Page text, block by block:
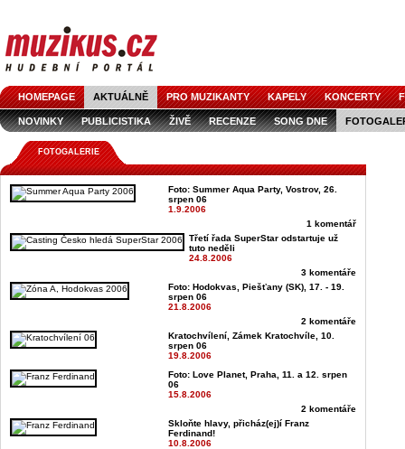
HOMEPAGE AKTUÁLNĚ PRO MUZIKANTY KAPELY KONCERTY
NOVINKY PUBLICISTIKA ŽIVĚ RECENZE SONG DNE
FOTOGALERIE
Foto: Summer Aqua Party, Vostrov, 26.
srpen 06
1.9.2006
1 komentář
Třetí řada SuperStar odstartuje už
tuto neděli
24.8.2006
3 komentáře
Foto: Hodokvas, Piešťany (SK), 17. - 19.
srpen 06
21.8.2006
2 komentáře
Kratochvílení, Zámek Kratochvíle, 10.
srpen 06
19.8.2006
Foto: Love Planet, Praha, 11. a 12. srpen
06
15.8.2006
2 komentáře
Skloňte hlavy, přicház(ej)í Franz
Ferdinand!
10.8.2006